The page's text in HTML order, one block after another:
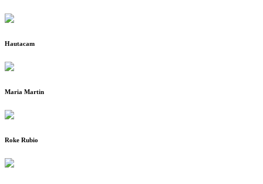
Hautacam
Maria Martin
Roke Rubio